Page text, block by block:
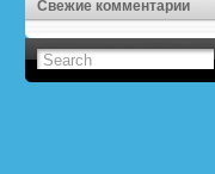
Свежие комментарии